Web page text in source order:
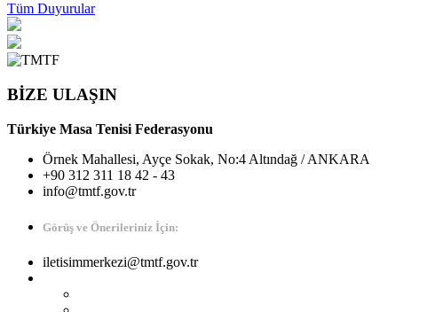
Tüm Duyurular
BİZE ULAŞIN
Türkiye Masa Tenisi Federasyonu
Örnek Mahallesi, Ayçe Sokak, No:4 Altındağ / ANKARA
+90 312 311 18 42 - 43
info@tmtf.gov.tr
Görüş ve Önerileriniz İçin:
iletisimmerkezi@tmtf.gov.tr